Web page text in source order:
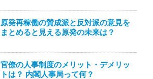
原発再稼働の賛成派と反対派の意見を
まとめると見える原発の未来は？
官僚の人事制度のメリット・デメリッ
トは？ 内閣人事局って何？